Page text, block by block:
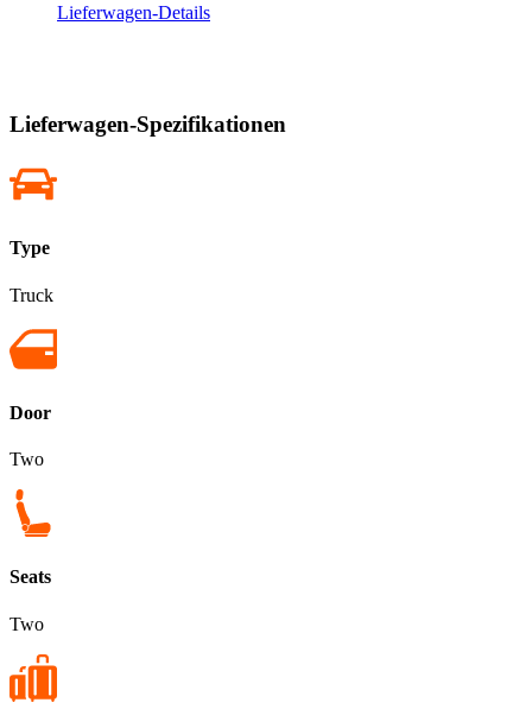
Lieferwagen-Details
Lieferwagen-Spezifikationen
Type
Truck
Door
Two
Seats
Two